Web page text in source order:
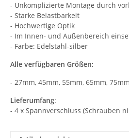
- Unkomplizierte Montage durch
- Starke Belastbarkeit
- Hochwertige Optik
- Im Innen- und Außenbereich
- Farbe: Edelstahl-silber
Alle verfügbaren Größen:
- 27mm, 45mm, 55mm, 65mm,
Lieferumfang:
- 4 x Spannverschluss (Schrauben